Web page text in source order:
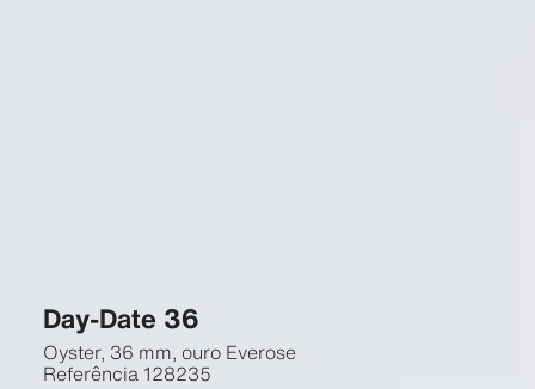
Day-Date 36
Oyster, 36 mm, ouro Everose
Referência128235